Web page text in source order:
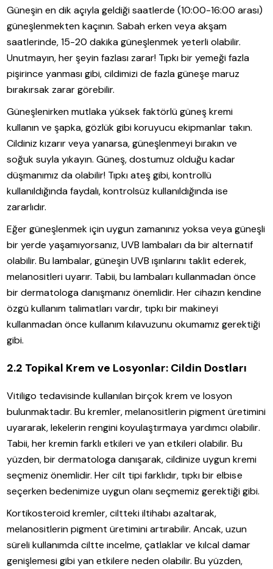
Güneşin en dik açıyla geldiği saatlerde (10:00-16:00 arası)
güneşlenmekten kaçının. Sabah erken veya akşam
saatlerinde, 15-20 dakika güneşlenmek yeterli olabilir.
Unutmayın, her şeyin fazlası zarar! Tıpkı bir yemeği fazla
pişirince yanması gibi, cildimizi de fazla güneşe maruz
bırakırsak zarar görebilir.
Güneşlenirken mutlaka yüksek faktörlü güneş kremi
kullanın ve şapka, gözlük gibi koruyucu ekipmanlar takın.
Cildiniz kızarır veya yanarsa, güneşlenmeyi bırakın ve
soğuk suyla yıkayın. Güneş, dostumuz olduğu kadar
düşmanımız da olabilir! Tıpkı ateş gibi, kontrollü
kullanıldığında faydalı, kontrolsüz kullanıldığında ise
zararlıdır.
Eğer güneşlenmek için uygun zamanınız yoksa veya güneşli
bir yerde yaşamıyorsanız, UVB lambaları da bir alternatif
olabilir. Bu lambalar, güneşin UVB ışınlarını taklit ederek,
melanositleri uyarır. Tabii, bu lambaları kullanmadan önce
bir dermatologa danışmanız önemlidir. Her cihazın kendine
özgü kullanım talimatları vardır, tıpkı bir makineyi
kullanmadan önce kullanım kılavuzunu okumamız gerektiği
gibi.
2.2 Topikal Krem ve Losyonlar: Cildin Dostları
Vitiligo tedavisinde kullanılan birçok krem ve losyon
bulunmaktadır. Bu kremler, melanositlerin pigment üretimini
uyararak, lekelerin rengini koyulaştırmaya yardımcı olabilir.
Tabii, her kremin farklı etkileri ve yan etkileri olabilir. Bu
yüzden, bir dermatologa danışarak, cildinize uygun kremi
seçmeniz önemlidir. Her cilt tipi farklıdır, tıpkı bir elbise
seçerken bedenimize uygun olanı seçmemiz gerektiği gibi.
Kortikosteroid kremler, ciltteki iltihabı azaltarak,
melanositlerin pigment üretimini artırabilir. Ancak, uzun
süreli kullanımda ciltte incelme, çatlaklar ve kılcal damar
genişlemesi gibi yan etkilere neden olabilir. Bu yüzden,